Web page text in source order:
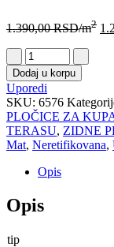
1.390,00RSD/m2
Dodaj u korpu
Uporedi
SKU: 6576
PLOČICE ZA
TERASU, ZIDNE
Mat, Neretifikovana,
Opis
Opis
tip